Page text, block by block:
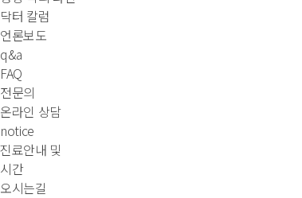
닥터 칼럼
언론보도
q&a
FAQ
전문의
온라인 상담
notice
진료안내 및
시간
오시는길